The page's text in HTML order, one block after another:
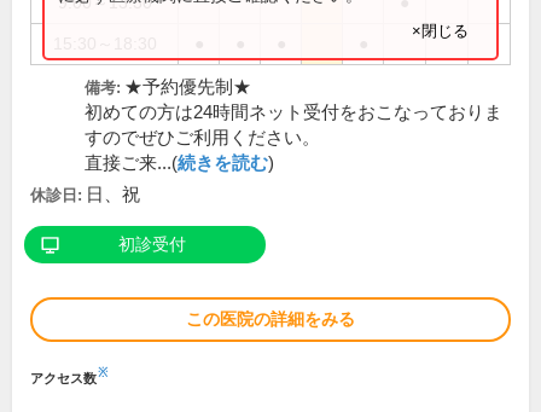
×閉じる
備考: ★予約優先制★
初めての方は24時間ネット受付をおこなっておりま
すのでぜひご利用ください。
直接ご来...(続きを読む)
休診日: 日、祝
初診受付
この医院の詳細をみる
アクセス数※